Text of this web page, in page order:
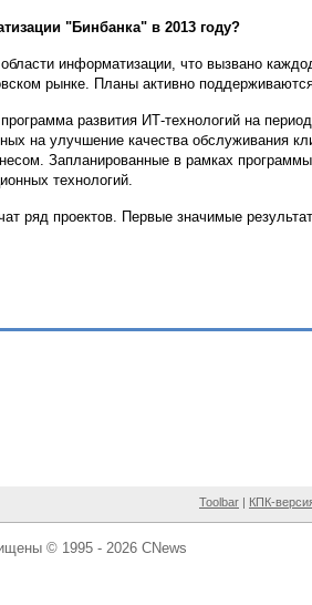
"Бинбанка" в 2013 году?
информатизации, что вызвано
рынке. Планы активно
развития ИТ-технологий на
на улучшение качества обслуживания
Запланированные в рамках
технологий.
ряд проектов. Первые значимые
Toolbar | КПК-
© 1995 - 2026 CNews